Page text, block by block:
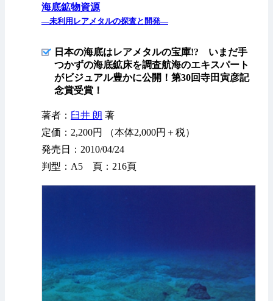
海底鉱物資源
—未利用レアメタルの探査と開発—
日本の海底はレアメタルの宝庫!? いまだ手
つかずの海底鉱床を調査航海のエキスパート
がビジュアル豊かに公開！第30回寺田寅彦記
念賞受賞！
著者： 臼井 朗 著
定価：2,200円 （本体2,000円＋税）
発売日：2010/04/24
判型：A5 頁：216頁